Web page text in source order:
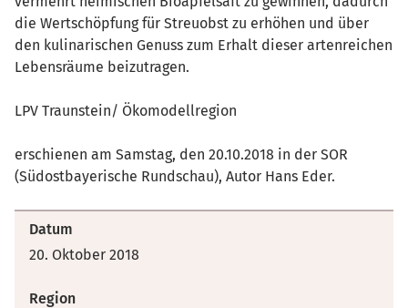
die Wertschöpfung für Streuobst zu erhöhen und über
den kulinarischen Genuss zum Erhalt dieser artenreichen
Lebensräume beizutragen.
LPV Traunstein/ Ökomodellregion
erschienen am Samstag, den 20.10.2018 in der SOR
(Südostbayerische Rundschau), Autor Hans Eder.
Datum
20. Oktober 2018
Region